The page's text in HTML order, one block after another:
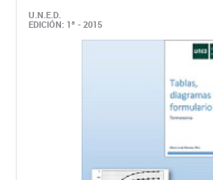
U.N.E.D.
EDICIÓN: 1ª - 2015